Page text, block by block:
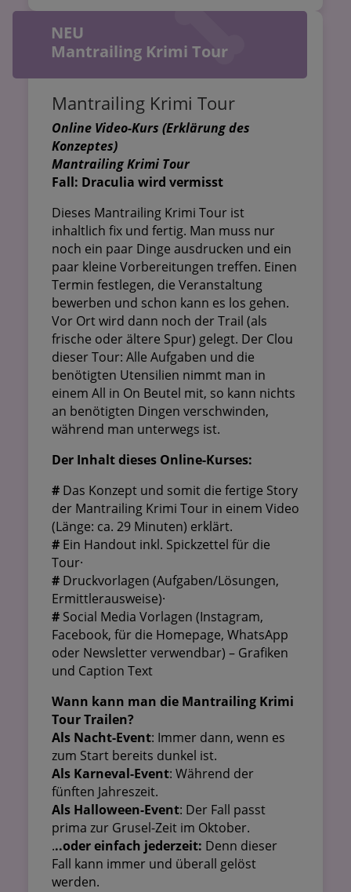
NEU
Mantrailing Krimi Tour
Mantrailing Krimi Tour
Online Video-Kurs (Erklärung des
Konzeptes)
Mantrailing Krimi Tour
Fall: Draculia wird vermisst
Dieses Mantrailing Krimi Tour ist
inhaltlich fix und fertig. Man muss nur
noch ein paar Dinge ausdrucken und ein
paar kleine Vorbereitungen treffen. Einen
Termin festlegen, die Veranstaltung
bewerben und schon kann es los gehen.
Vor Ort wird dann noch der Trail (als
frische oder ältere Spur) gelegt. Der Clou
dieser Tour: Alle Aufgaben und die
benötigten Utensilien nimmt man in
einem All in On Beutel mit, so kann nichts
an benötigten Dingen verschwinden,
während man unterwegs ist.
Der Inhalt dieses Online-Kurses:
# Das Konzept und somit die fertige Story
der Mantrailing Krimi Tour in einem Video
(Länge: ca. 29 Minuten) erklärt.
# Ein Handout inkl. Spickzettel für die
Tour·
# Druckvorlagen (Aufgaben/Lösungen,
Ermittlerausweise)·
# Social Media Vorlagen (Instagram,
Facebook, für die Homepage, WhatsApp
oder Newsletter verwendbar) – Grafiken
und Caption Text
Wann kann man die Mantrailing Krimi
Tour Trailen?
Als Nacht-Event: Immer dann, wenn es
zum Start bereits dunkel ist.
Als Karneval-Event: Während der
fünften Jahreszeit.
Als Halloween-Event: Der Fall passt
prima zur Grusel-Zeit im Oktober.
...oder einfach jederzeit: Denn dieser
Fall kann immer und überall gelöst
werden.